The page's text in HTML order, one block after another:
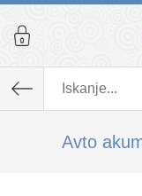
Avto
priporočamo tudi...